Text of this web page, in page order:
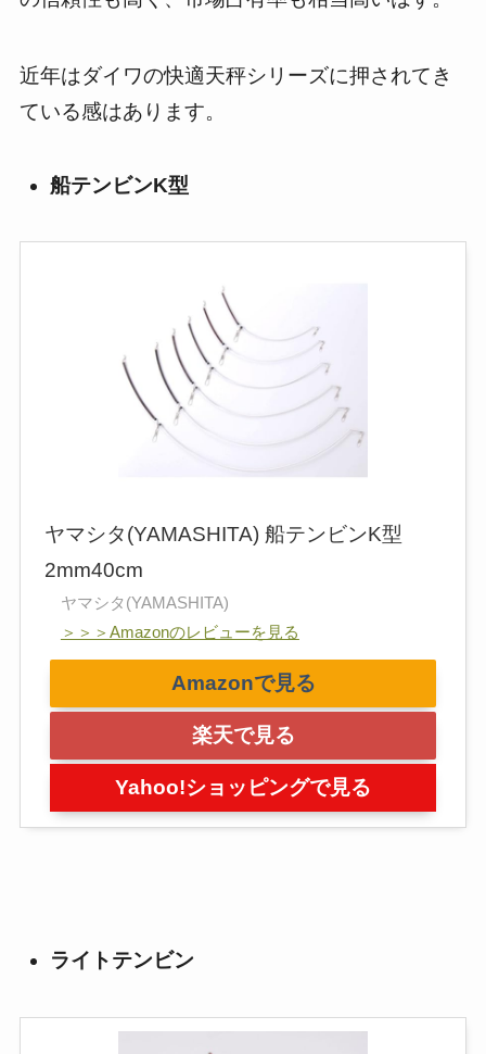
近年はダイワの快適天秤シリーズに押されてき
ている感はあります。
船テンビンK型
ヤマシタ(YAMASHITA) 船テンビンK型
2mm40cm
ヤマシタ(YAMASHITA)
＞＞＞Amazonのレビューを見る
Amazonで見る
楽天で見る
Yahoo!ショッピングで見る
ライトテンビン